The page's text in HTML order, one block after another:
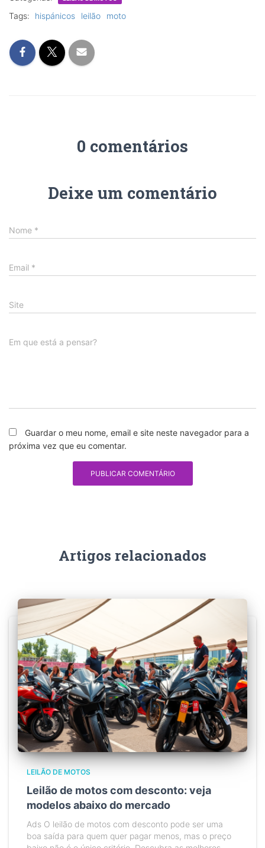
Tags: hispánicos leilão moto
0 comentários
Deixe um comentário
Nome *
Email *
Site
Em que está a pensar?
Guardar o meu nome, email e site neste navegador para a
próxima vez que eu comentar.
Artigos relacionados
LEILÃO DE MOTOS
Leilão de motos com desconto: veja
modelos abaixo do mercado
Ads O leilão de motos com desconto pode ser uma
boa saída para quem quer pagar menos, mas o preço